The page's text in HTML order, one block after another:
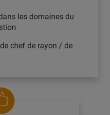
les domaines du
chef de rayon / de